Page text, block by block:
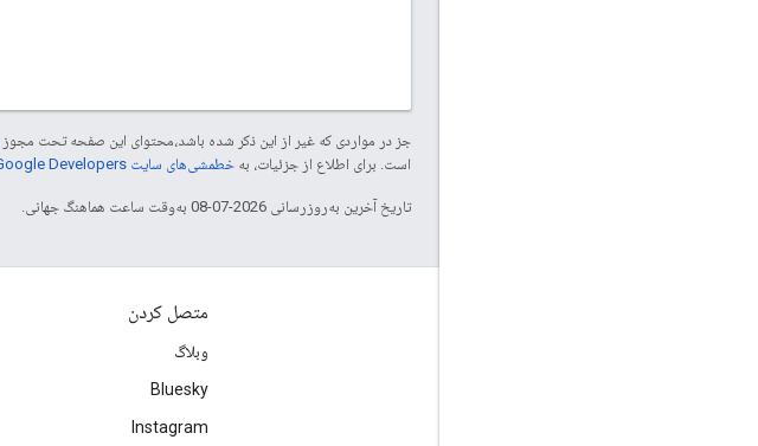
جز در مواردی که غیر از این ذکر شده باشد،‌محتوای این صفحه تحت مجوز
است. برای اطلاع از جزئیات، به خطمشی‌های سایت Google Developers‏
تاریخ آخرین به‌روزرسانی 2026-07-08 به‌وقت ساعت هماهنگ جهانی.
متصل کردن
وبلاگ
Bluesky
Instagram